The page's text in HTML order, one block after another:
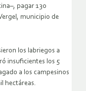
pagar 130
municipio de
los labriegos a
insuficientes los 5
a los campesinos
hectáreas.